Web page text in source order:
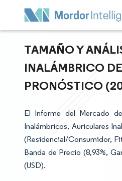
TAMAÑO Y
INALÁMBRICO
PRONÓSTICO
El Informe del Mercado
Inalámbricos, Auriculares
(Residencial/Consumidor,
Banda de Precio (8,93%,
(USD).